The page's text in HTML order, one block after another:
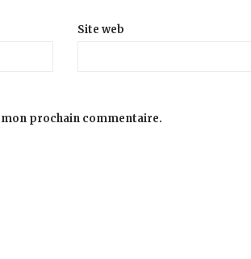
Site web
prochain commentaire.